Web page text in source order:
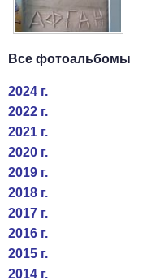
Все фотоальбомы
2024 г.
2022 г.
2021 г.
2020 г.
2019 г.
2018 г.
2017 г.
2016 г.
2015 г.
2014 г.